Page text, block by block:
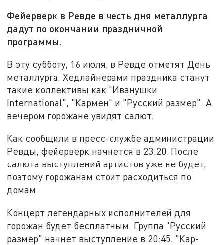
Фейерверк в Ревде в честь дня металлурга
дадут по окончании праздничной
программы.
В эту субботу, 16 июля, в Ревде отметят День
металлурга. Хедлайнерами праздника станут
такие коллективы как "Иванушки
International", "Кармен" и "Русский размер". А
вечером горожане увидят салют.
Как сообщили в пресс-службе администрации
Ревды, фейерверк начнется в 23:20. После
салюта выступлений артистов уже не будет,
поэтому горожанам стоит расходиться по
домам.
Концерт легендарных исполнителей для
горожан будет бесплатным. Группа "Русский
размер" начнет выступление в 20:45. "Кар-